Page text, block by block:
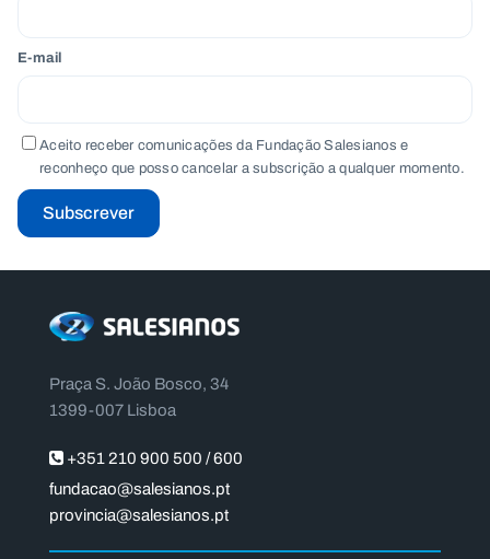
E-mail
Aceito receber comunicações da Fundação Salesianos e
reconheço que posso cancelar a subscrição a qualquer momento.
Subscrever
Praça S. João Bosco, 34
1399-007 Lisboa
+351 210 900 500 / 600
fundacao@salesianos.pt
provincia@salesianos.pt